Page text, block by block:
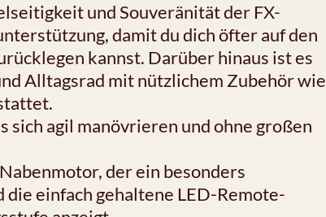
und Souveränität der FX-
damit du dich öfter auf den
kannst. Darüber hinaus ist es
Alltagsrad mit nützlichem Zubehör wie
agil manövrieren und ohne großen
der ein besonders
einfach gehaltene LED-Remote-